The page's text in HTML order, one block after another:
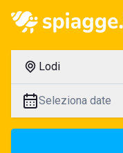
Lodi
Seleziona date